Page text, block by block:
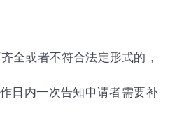
全或者不符合法定形式的，
日内一次告知申请者需要补